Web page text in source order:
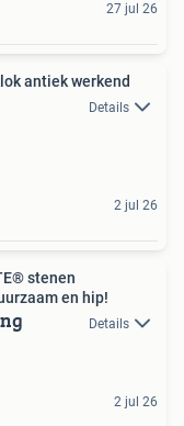
27 jul 26
antiek werkend
Details
2 jul 26
stenen
en hip!
Details
2 jul 26